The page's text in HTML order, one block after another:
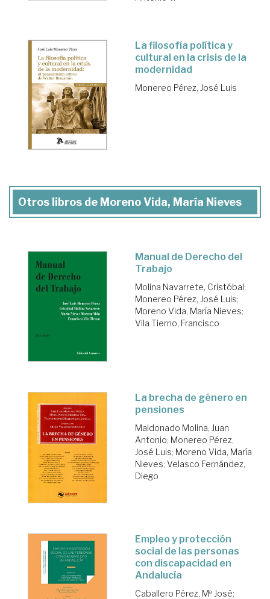
La filosofía política y
cultural en la crisis de la
modernidad
Monereo Pérez, José Luis
Otros libros de Moreno Vida, María Nieves
Manual de Derecho del
Trabajo
Molina Navarrete, Cristóbal;
Monereo Pérez, José Luis;
Moreno Vida, María Nieves;
Vila Tierno, Francisco
La brecha de género en
pensiones
Maldonado Molina, Juan
Antonio; Monereo Pérez,
José Luis; Moreno Vida, María
Nieves; Velasco Fernández,
Diego
Empleo y protección
social de las personas
con discapacidad en
Andalucía
Caballero Pérez, Mª José;